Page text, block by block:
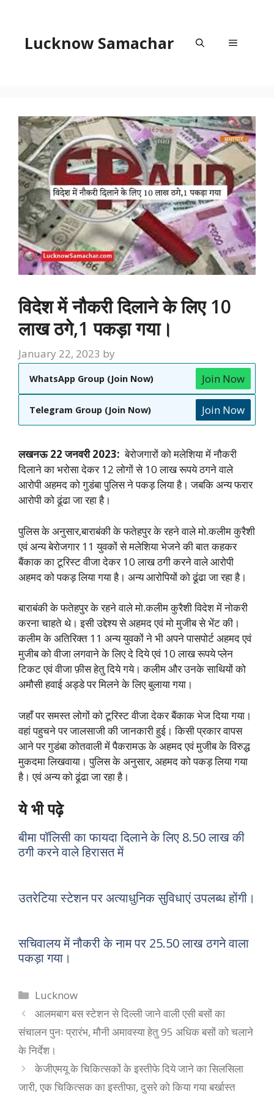
contentLucknow Samachar Menu
विदेश में नौकरी दिलाने के लिए 10
लाख ठगे,1 पकड़ा गया।
January 22, 2023 by
WhatsApp Group (Join Now) Join Now
Telegram Group (Join Now) Join Now
लखनऊ 22 जनवरी 2023:बेरोजगारों को मलेशिया में नौकरी
दिलाने का भरोसा देकर 12 लोगों से 10 लाख रूपये ठगने वाले
आरोपी अहमद को गुडंबा पुलिस ने पकड़ लिया है। जबकि अन्य फरार
आरोपी को ढूंढा जा रहा है।
पुलिस के अनुसार,बाराबंकी के फतेहपुर के रहने वाले मो.कलीम कुरैशी
एवं अन्य बेरोजगार 11 युवकों से मलेशिया भेजने की बात कहकर
बैंकाक का टूरिस्ट वीजा देकर 10 लाख ठगी करने वाले आरोपी
अहमद को पकड़ लिया गया है। अन्य आरोपियों को ढूंढा जा रहा है।
बाराबंकी के फतेहपुर के रहने वाले मो.कलीम कुरैशी विदेश में नोकरी
करना चाहते थे। इसी उद्देश्य से अहमद एवं मो मुजीब से भेंट की।
कलीम के अतिरिक्त 11 अन्य युवकों ने भी अपने पासपोर्ट अहमद एवं
मुजीब को वीजा लगवाने के लिए दे दिये एवं 10 लाख रूपये प्लेन
टिकट एवं वीजा फ़ीस हेतु दिये गये। कलीम और उनके साथियों को
अमौसी हवाई अड्डे पर मिलने के लिए बुलाया गया।
जहाँ पर समस्त लोगों को टूरिस्ट वीजा देकर बैंकाक भेज दिया गया।
वहां पहुचने पर जालसाजी की जानकारी हुई। किसी प्रकार वापस
आने पर गुडंबा कोतवाली में पैकरामऊ के अहमद एवं मुजीब के विरुद्ध
मुकदमा लिखवाया।पुलिस के अनुसार, अहमद को पकड़ लिया गया
है। एवं अन्य को ढूंढा जा रहा है।
ये भी पढ़े
बीमा पॉलिसी का फायदा दिलाने के लिए 8.50 लाख की
ठगी करने वाले हिरासत में
उतरेटिया स्टेशन पर अत्याधुनिक सुविधाएं उपलब्ध होंगी।
सचिवालय में नौकरी के नाम पर 25.50 लाख ठगने वाला
पकड़ा गया।
Categories
Lucknow
आलमबाग बस स्टेशन से दिल्ली जाने वाली एसी बसों का
संचालन पुनः प्रारंभ, मौनी अमावस्या हेतु 95 अधिक बसों को चलाने
के निर्देश।
केजीएमयू के चिकित्सकों के इस्तीफे दिये जाने का सिलसिला
जारी, एक चिकित्सक का इस्तीफा, दुसरे को किया गया बर्खास्त